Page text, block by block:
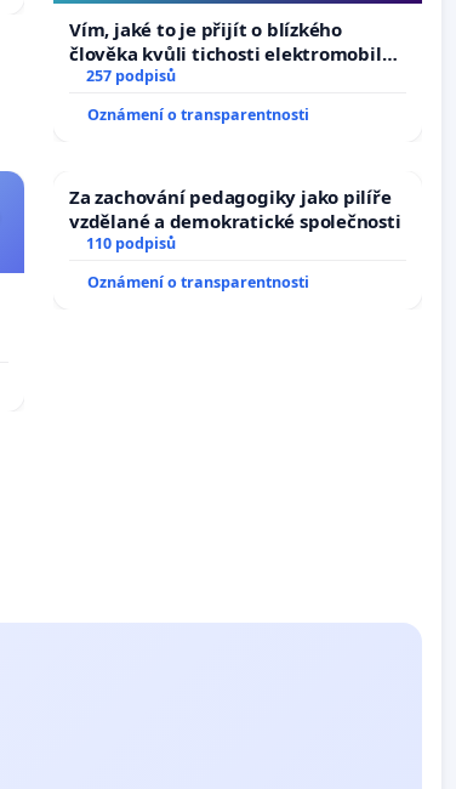
auta!
Vím, jaké to je přijít o blízkého
člověka kvůli tichosti elektromobilů,
nečekejme, až přibydou další,
zaveďme slyšitelná auta!
257 podpisů
Oznámení o transparentnosti
Za zachování pedagogiky jako pilíře
vzdělané a demokratické společnosti
110 podpisů
Oznámení o transparentnosti